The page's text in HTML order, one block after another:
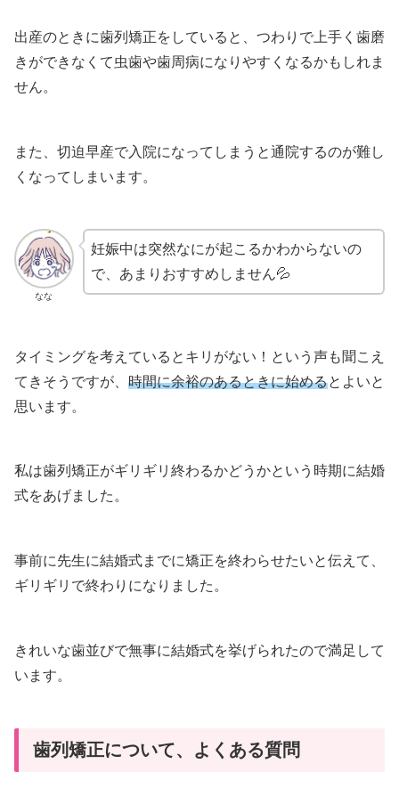
出産のときに歯列矯正をしていると、つわりで上手く歯磨
きができなくて虫歯や歯周病になりやすくなるかもしれま
せん。
また、切迫早産で入院になってしまうと通院するのが難し
くなってしまいます。
なな
妊娠中は突然なにが起こるかわからないの
で、あまりおすすめしません💦
タイミングを考えているとキリがない！という声も聞こえ
てきそうですが、 時間に余裕のあるときに始めるとよいと
思います。
私は歯列矯正がギリギリ終わるかどうかという時期に結婚
式をあげました。
事前に先生に結婚式までに矯正を終わらせたいと伝えて、
ギリギリで終わりになりました。
きれいな歯並びで無事に結婚式を挙げられたので満足して
います。
歯列矯正について、よくある質問